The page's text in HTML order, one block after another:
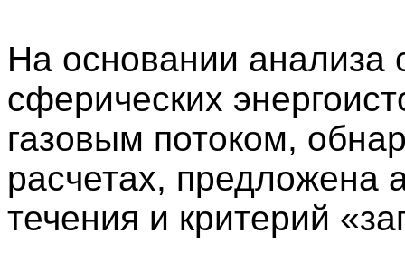
На основании анализа
сферических
газовым потоком,
расчетах, предложена
течения и критерий